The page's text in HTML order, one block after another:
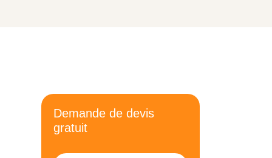
Demande de devis
gratuit